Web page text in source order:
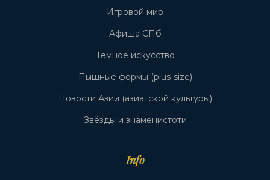
Игровой мир
Афиша СПб
Тёмное искусство
Пышные формы (plus-size)
Новости Азии (азиатской культуры)
Звёзды и знаменистоти
Info